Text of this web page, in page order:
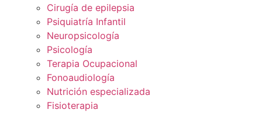
Cirugía de epilepsia
Psiquiatría Infantil
Neuropsicología
Psicología
Terapia Ocupacional
Fonoaudiología
Nutrición especializada
Fisioterapia